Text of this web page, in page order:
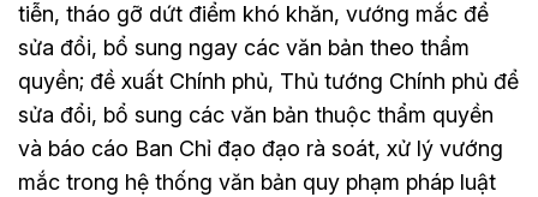
tiễn, tháo gỡ dứt điểm khó khăn, vướng mắc để
sửa đổi, bổ sung ngay các văn bản theo thẩm
quyền; đề xuất Chính phủ, Thủ tướng Chính phủ để
sửa đổi, bổ sung các văn bản thuộc thẩm quyền
và báo cáo Ban Chỉ đạo đạo rà soát, xử lý vướng
mắc trong hệ thống văn bản quy phạm pháp luật